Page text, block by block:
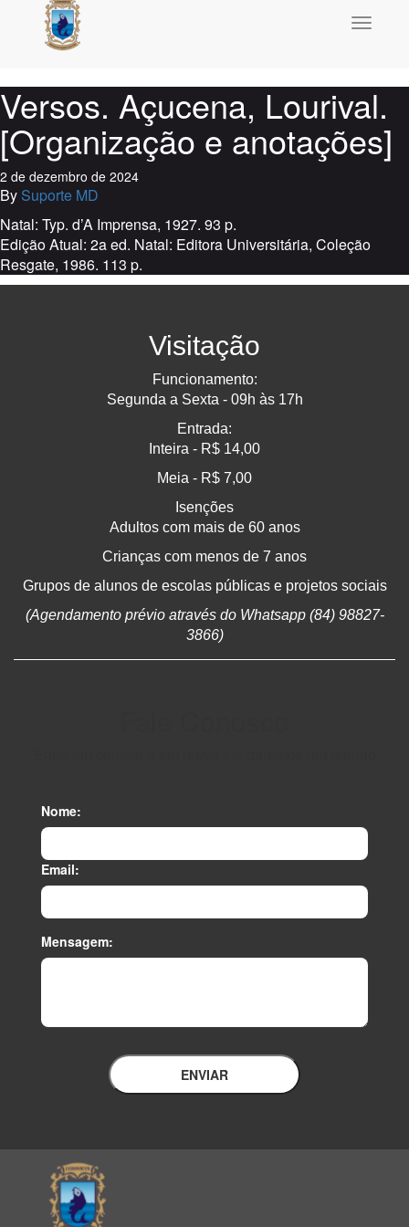
Toggle
Versos. Açucena, Lourival.
[Organização e anotações]
2 de dezembro de 2024
By Suporte MD
Natal: Typ. d’A Imprensa, 1927. 93 p.
Edição Atual: 2a ed. Natal: Editora Universitária, Coleção
Resgate, 1986. 113 p.
Visitação
Funcionamento:
Segunda a Sexta - 09h às 17h
Entrada:
Inteira - R$ 14,00
Meia - R$ 7,00
Isenções
Adultos com mais de 60 anos
Crianças com menos de 7 anos
Grupos de alunos de escolas públicas e projetos sociais
(Agendamento prévio através do Whatsapp (84) 98827-
3866)
Nome:
Email:
Mensagem:
ENVIAR